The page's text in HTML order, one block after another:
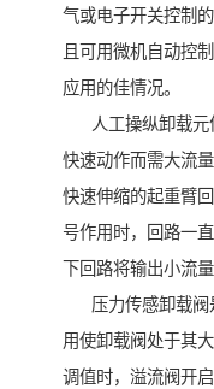
气或电子开关控制
且可用微机自动控
应用的佳情况。
人工操纵卸载元
快速动作而需大流
快速伸缩的起重臂
号作用时，回路一
下回路将输出小流量
压力传感卸载阀
用使卸载阀处于其
调值时，溢流阀开